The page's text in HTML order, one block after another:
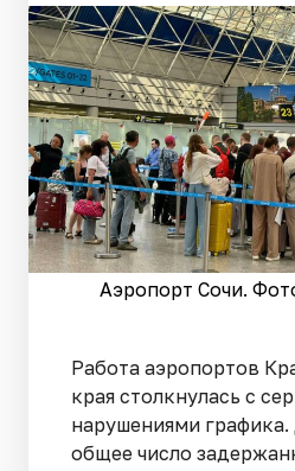
Аэропорт Сочи.
Работа аэропортов
края столкнулась с
нарушениями
общее число